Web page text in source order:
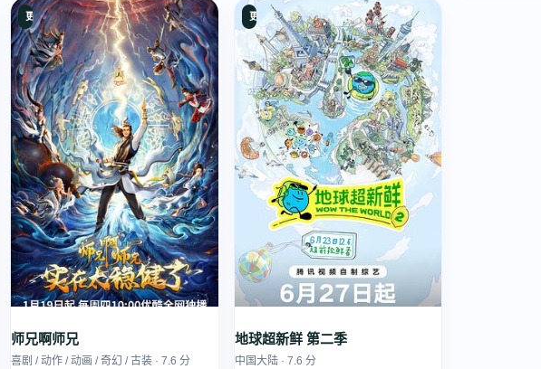
小黄人与大怪兽
喜剧 / 科幻 / 冒险 · 8.8 分
更新至147集
师兄啊师兄
喜剧 / 动作 / 动画 / 奇幻 / 古装 · 7.6 分
更新至20260628期
地球超新鲜 第二季
中国大陆 · 7.6 分